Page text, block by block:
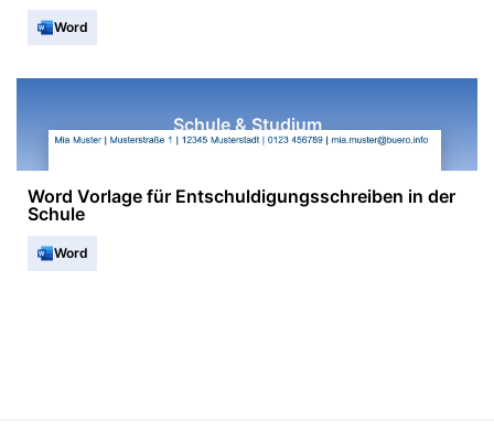
Word
Schule & Studium
Word Vorlage für Entschuldigungsschreiben in der
Schule
Word